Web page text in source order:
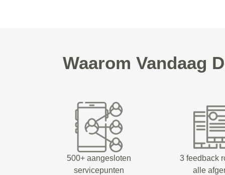
Waarom Vandaag
500+ aangesloten
servicepunten
3 feedback
alle